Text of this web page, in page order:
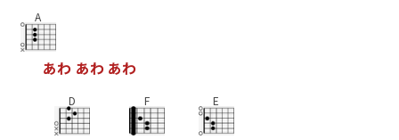
A
あわ あわ あわ
D F E